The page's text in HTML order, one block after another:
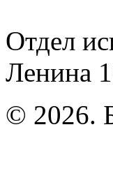
Отдел
Ленина
© 2026.